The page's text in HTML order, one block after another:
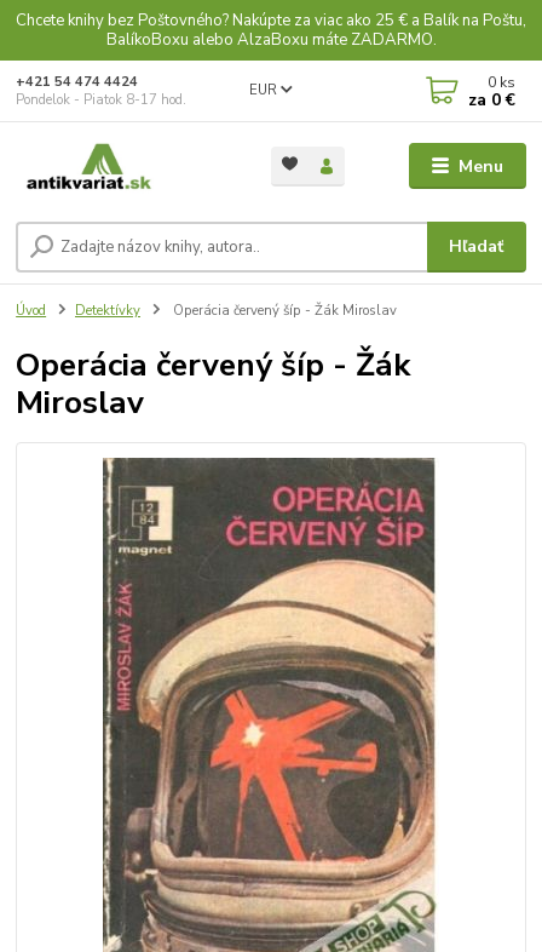
Chcete knihy bez Poštovného? Nakúpte za viac ako 25 € a Balík na Poštu,
BalíkoBoxu alebo AlzaBoxu máte ZADARMO.
Menu
EUR
Hľadať
+421 54 474 4424
Pondelok - Piatok 8-17 hod.
0 ks
za 0 €
Úvod Detektívky Operácia červený šíp - Žák Miroslav
Operácia červený šíp - Žák
Miroslav